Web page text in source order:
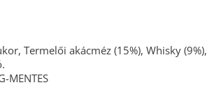
Termelői akácméz (15%), Whisky (9%),
MENTES